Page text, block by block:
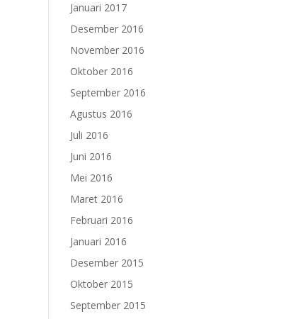
Januari 2017
Desember 2016
November 2016
Oktober 2016
September 2016
Agustus 2016
Juli 2016
Juni 2016
Mei 2016
Maret 2016
Februari 2016
Januari 2016
Desember 2015
Oktober 2015
September 2015